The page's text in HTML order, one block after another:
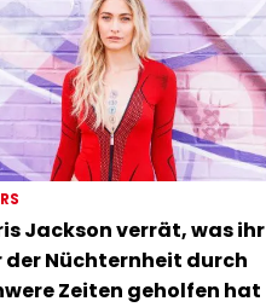
Jackson verrät, was ihr
der Nüchternheit durch
Zeiten geholfen hat